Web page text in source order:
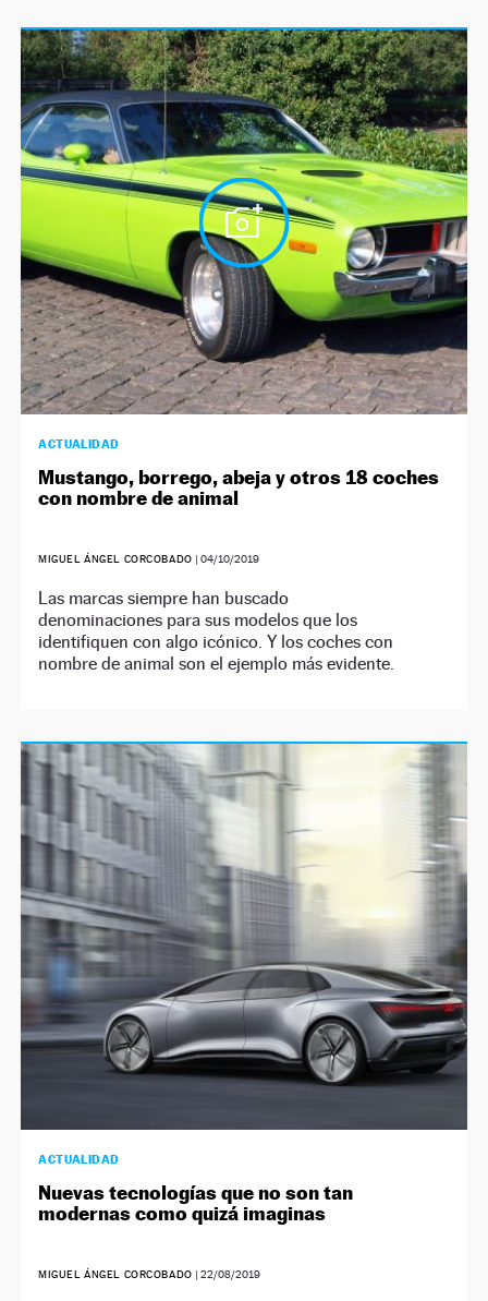
ACTUALIDAD
Mustango, borrego, abeja y otros 18 coches
con nombre de animal
MIGUEL ÁNGEL CORCOBADO |04/10/2019
Las marcas siempre han buscado
denominaciones para sus modelos que los
identifiquen con algo icónico. Y los coches con
nombre de animal son el ejemplo más evidente.
ACTUALIDAD
Nuevas tecnologías que no son tan
modernas como quizá imaginas
MIGUEL ÁNGEL CORCOBADO |22/08/2019